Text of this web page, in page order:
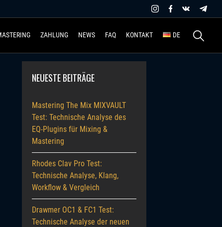
ZAHLUNG NEWS FAQ KONTAKT DE
Suchen
nach:
NEUESTE BEITRÄGE
Mastering The Mix MIXVAULT
Test: Technische Analyse des
EQ-Plugins für Mixing &
Mastering
Rhodes Clav Pro Test:
Technische Analyse, Klang,
Workflow & Vergleich
Drawmer OC1 & FC1 Test:
Technische Analyse der neuen